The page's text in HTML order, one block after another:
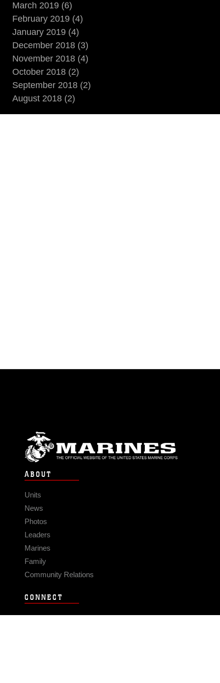
March 2019 (6)
February 2019 (4)
January 2019 (4)
December 2018 (3)
November 2018 (4)
October 2018 (2)
September 2018 (2)
August 2018 (2)
ABOUT
Units
News
Photos
Leaders
Marines
Family
Community Relations
CONNECT
Contact Us